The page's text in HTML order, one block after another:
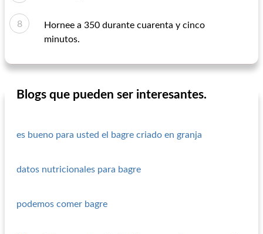
Hornee a 350 durante cuarenta y cinco
minutos.
Blogs que pueden ser interesantes.
es bueno para usted el bagre criado en granja
datos nutricionales para bagre
podemos comer bagre